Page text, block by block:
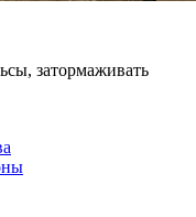
затормаживать